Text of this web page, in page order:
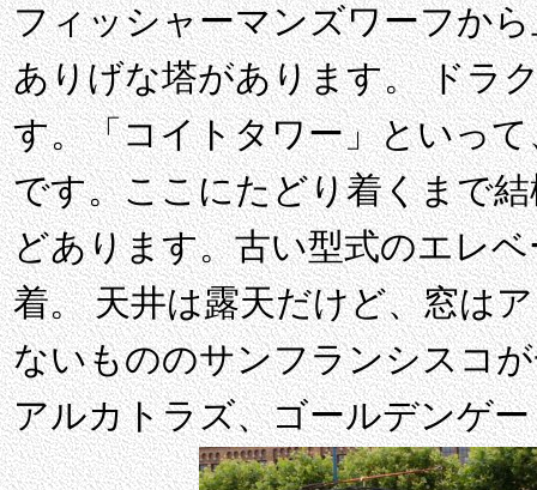
フィッシャーマンズワーフか
ありげな塔があります。 ドラ
す。「コイトタワー」といっ
です。ここにたどり着くまで
どあります。古い型式のエレ
着。 天井は露天だけど、窓は
ないもののサンフランシスコ
アルカトラズ、ゴールデンゲ